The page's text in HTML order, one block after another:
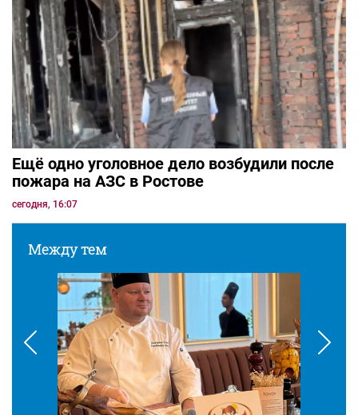
Ещё одно уголовное дело возбудили после
пожара на АЗС в Ростове
сегодня, 16:07
Между тем